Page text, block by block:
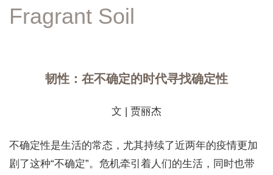
韧性：在不确定的时代寻找确定性
文 | 贾丽杰
不确定性是生活的常态，尤其持续了近两年的疫情更加
剧了这种“不确定”。危机牵引着人们的生活，同时也带